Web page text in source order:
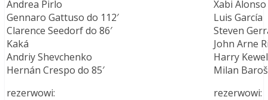
Andrea Pirlo
Gennaro Gattuso do 112′
Clarence Seedorf do 86′
Kaká
Andriy Shevchenko
Hernán Crespo do 85′
rezerwowi:
Xabi Alonso
Luis García
Steven
John Arne
Harry
Milan Baroš
rezerwowi: